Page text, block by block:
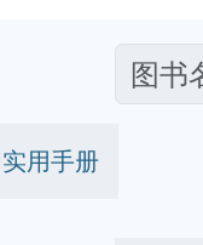
用手册